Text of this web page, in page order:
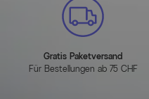
Artikelmerkmale
Produktgruppe
Gratis Paketversand
Für Bestellungen ab 75 CHF